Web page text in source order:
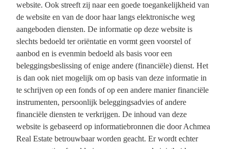
website. Ook streeft zij naar een goede toegankelijkheid van
de website en van de door haar langs elektronische weg
aangeboden diensten. De informatie op deze website is
slechts bedoeld ter oriëntatie en vormt geen voorstel of
aanbod en is evenmin bedoeld als basis voor een
beleggingsbeslissing of enige andere (financiële) dienst. Het
is dan ook niet mogelijk om op basis van deze informatie in
te schrijven op een fonds of op een andere manier financiële
instrumenten, persoonlijk beleggingsadvies of andere
financiële diensten te verkrijgen. De inhoud van deze
website is gebaseerd op informatiebronnen die door Achmea
Real Estate betrouwbaar worden geacht. Er wordt echter